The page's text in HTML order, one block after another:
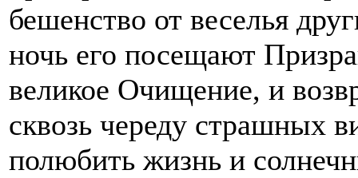
бешенство от веселья
ночь его посещают
великое Очищение, и
сквозь череду страшных
полюбить жизнь и